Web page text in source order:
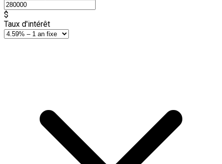
$
Taux d'intérêt